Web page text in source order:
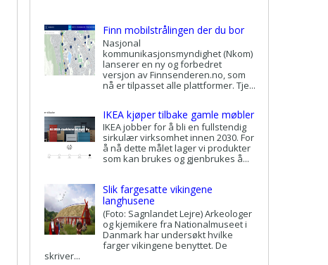
Finn mobilstrålingen der du bor
Nasjonal
kommunikasjonsmyndighet (Nkom)
lanserer en ny og forbedret
versjon av Finnsenderen.no, som
nå er tilpasset alle plattformer. Tje...
IKEA kjøper tilbake gamle møbler
IKEA jobber for å bli en fullstendig
sirkulær virksomhet innen 2030. For
å nå dette målet lager vi produkter
som kan brukes og gjenbrukes å...
Slik fargesatte vikingene
langhusene
(Foto: Sagnlandet Lejre) Arkeologer
og kjemikere fra Nationalmuseet i
Danmark har undersøkt hvilke
farger vikingene benyttet. De
skriver...